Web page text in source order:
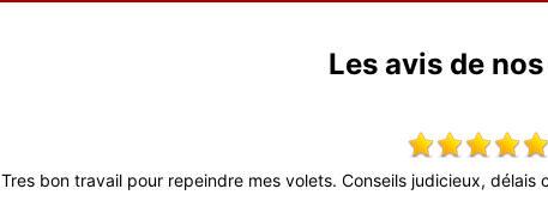
Les avis de
Tres bon travail pour repeindre mes volets. Conseils judicieux,